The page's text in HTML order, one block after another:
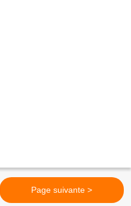
Page suivante >